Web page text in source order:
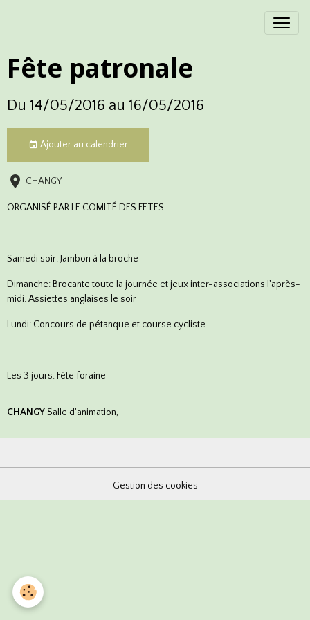
Fête patronale
Du 14/05/2016 au 16/05/2016
Ajouter au calendrier
CHANGY
ORGANISÉ PAR LE COMITÉ DES FETES
Samedi soir: Jambon à la broche
Dimanche: Brocante toute la journée et jeux inter-associations l'après-
midi. Assiettes anglaises le soir
Lundi: Concours de pétanque et course cycliste
Les 3 jours: Fête foraine
CHANGYSalle d'animation,
Gestion des cookies